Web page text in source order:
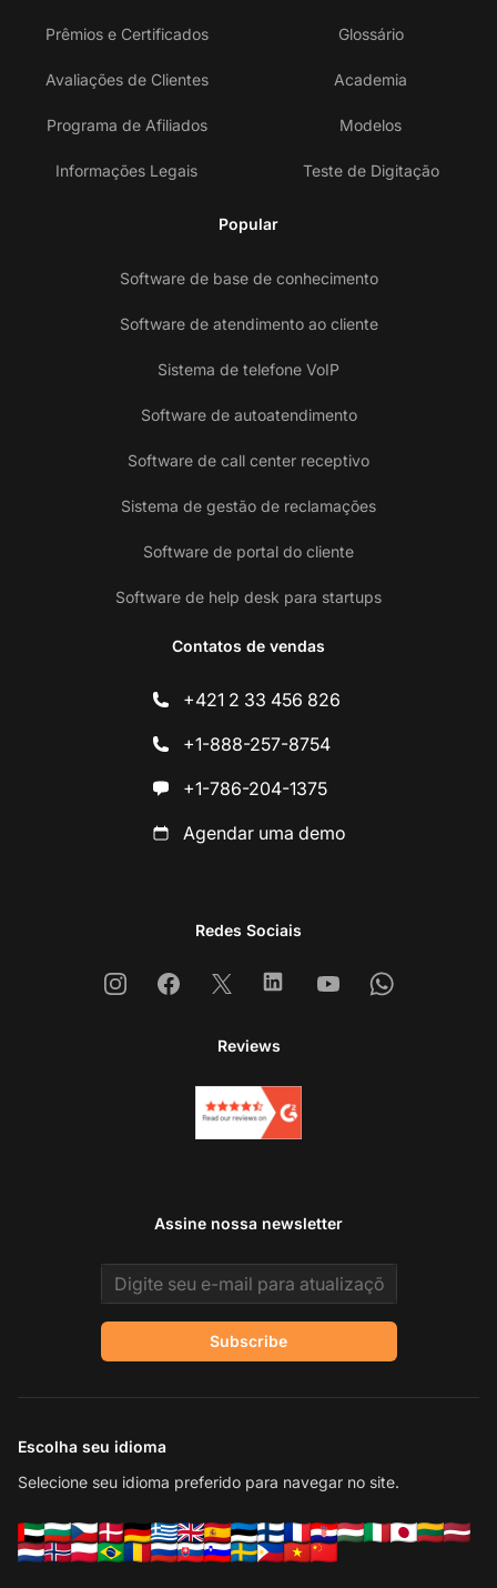
Prêmios e Certificados
Avaliações de Clientes
Programa de Afiliados
Informações Legais
Glossário
Academia
Modelos
Teste de Digitação
Popular
Software de base de conhecimento
Software de atendimento ao cliente
Sistema de telefone VoIP
Software de autoatendimento
Software de call center receptivo
Sistema de gestão de reclamações
Software de portal do cliente
Software de help desk para startups
Contatos de vendas
+421 2 33 456 826
+1-888-257-8754
+1-786-204-1375
Agendar uma demo
Redes Sociais
InstagramFacebook
X LinkedinYoutubeWhatsapp
Reviews
Assine nossa newsletter
Email address
Subscribe
Escolha seu idioma
Selecione seu idioma preferido para navegar no site.